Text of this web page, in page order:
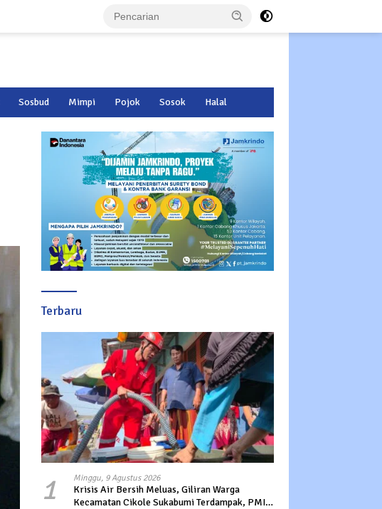
Sosbud Mimpi Pojok Sosok Halal
Terbaru
1 Minggu, 9 Agustus 2026
Krisis Air Bersih Meluas, Giliran Warga
Kecamatan Cikole Sukabumi Terdampak, PMI